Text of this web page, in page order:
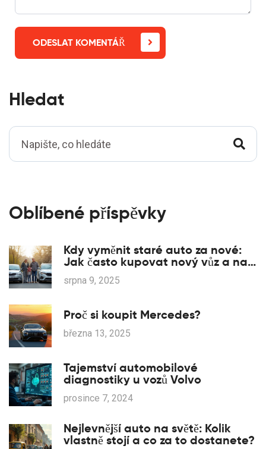
ODESLAT KOMENTÁŘ
Hledat
Oblíbené příspěvky
Kdy vyměnit staré auto za nové:
Jak často kupovat nový vůz a na
co si dát pozor
srpna 9, 2025
Proč si koupit Mercedes?
března 13, 2025
Tajemství automobilové
diagnostiky u vozů Volvo
prosince 7, 2024
Nejlevnější auto na světě: Kolik
vlastně stojí a co za to dostanete?